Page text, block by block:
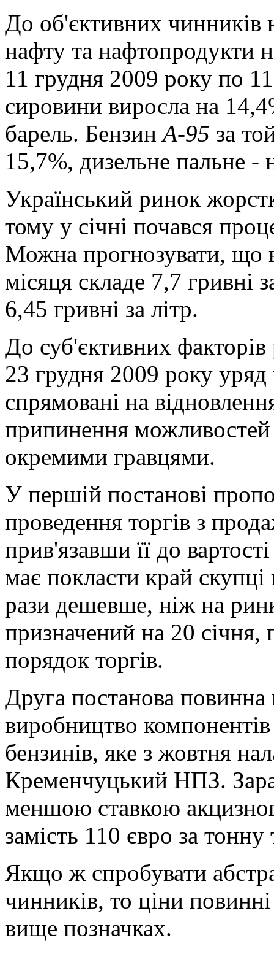
До об'єктивних чинників
нафту та нафтопродукти
11 грудня 2009 року по
сировини виросла на
барель. БензинА-95 за
15,7%, дизельне пальне -
Український ринок
тому у січні почався
Можна прогнозувати, що
місяця складе 7,7 гривні
6,45 гривні за літр.
До суб'єктивних
23 грудня 2009 року уряд
спрямовані на
припинення можливостей
окремими гравцями.
У першій постанові
проведення торгів з
прив'язавши її до
має покласти край
рази дешевше, ніж на
призначений на 20
порядок торгів.
Друга постанова повинна
виробництво
бензинів, яке з жовтня
Кременчуцький НПЗ.
меншою ставкою
замість 110 євро за
Якщо ж спробувати
чинників, то ціни повинні
вище позначках.